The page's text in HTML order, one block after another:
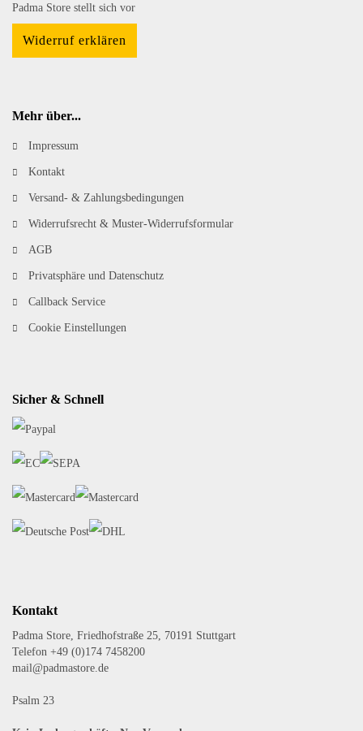
Padma Store stellt sich vor
Widerruf erklären
Mehr über...
Impressum
Kontakt
Versand- & Zahlungsbedingungen
Widerrufsrecht & Muster-Widerrufsformular
AGB
Privatsphäre und Datenschutz
Callback Service
Cookie Einstellungen
Sicher & Schnell
Kontakt
Padma Store, Friedhofstraße 25, 70191 Stuttgart
Telefon +49 (0)174 7458200
mail@padmastore.de
Psalm 23